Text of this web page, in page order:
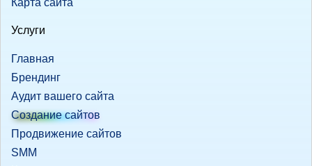
Карта сайта
Услуги
Главная
Брендинг
Аудит вашего сайта
Создание сайтов
Продвижение сайтов
SMM